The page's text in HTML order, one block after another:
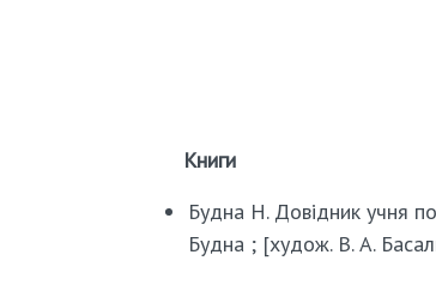
Книги
Будна Н. Довідник учня
Будна ; [худож. В. А.